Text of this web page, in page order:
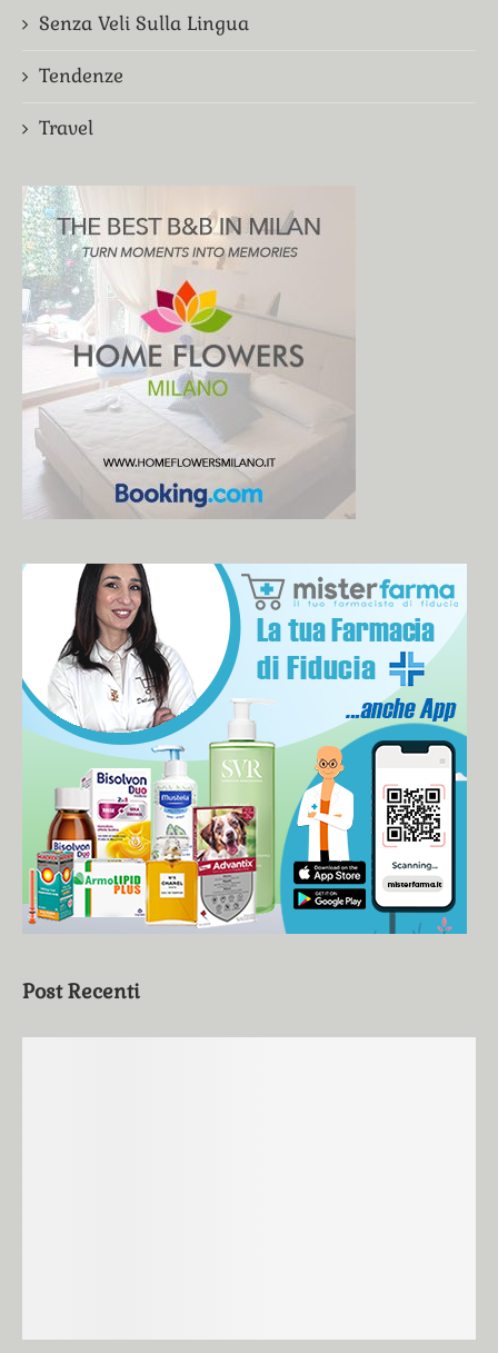
Post Recenti
Senza Veli Sulla Lingua
Tendenze
Travel